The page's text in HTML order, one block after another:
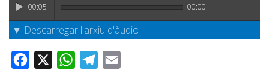
00:05 00:00
▼ Descarregar l'arxiu d'àudio
Facebook WhatsAppTelegram